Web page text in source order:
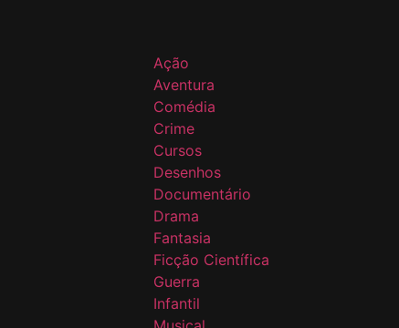
Ação
Aventura
Comédia
Crime
Cursos
Desenhos
Documentário
Drama
Fantasia
Ficção Científica
Guerra
Infantil